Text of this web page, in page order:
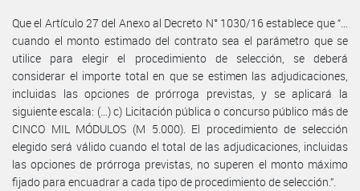
Que el Artículo 27 del Anexo al Decreto N° 1030/16 establece que “…
cuando el monto estimado del contrato sea el parámetro que se
utilice para elegir el procedimiento de selección, se deberá
considerar el importe total en que se estimen las adjudicaciones,
incluidas las opciones de prórroga previstas, y se aplicará la
siguiente escala: (…) c) Licitación pública o concurso público más de
CINCO MIL MÓDULOS (M 5.000). El procedimiento de selección
elegido será válido cuando el total de las adjudicaciones, incluidas
las opciones de prórroga previstas, no superen el monto máximo
fijado para encuadrar a cada tipo de procedimiento de selección.”.